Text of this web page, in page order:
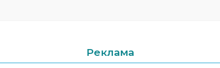
Реклама